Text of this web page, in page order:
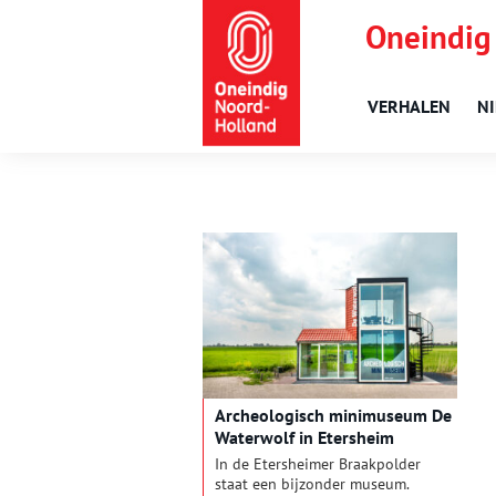
VERHALEN
Archeologisch minimuseum De
Waterwolf in Etersheim
In de Etersheimer Braakpolder
staat een bijzonder museum.